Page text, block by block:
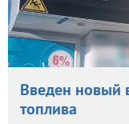
Введен новый
топлива